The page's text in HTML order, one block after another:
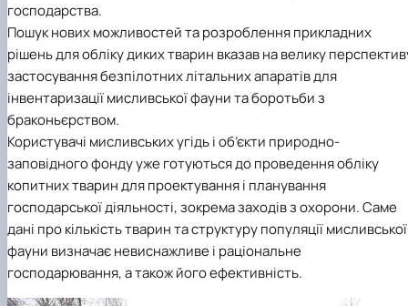
17.09.2023 р.), випускник 2019 року, спі…
ЛЕВЧЕНКО Валентин Віталійович
19.07.2022 р.), студент 1-го курсу …
ЛІЧНИЙ Юрій Русланович (06.05.1996 -
15.12.2024 р.), випускник 2019 року.
-12.07.2023 р.), випускник 2013 року.
МИРОНЕНКО Михайло Вікторович
- 24.05.2024 р.), випускник 1999 року.
МУЗИЧЕНКО Костянтин Вікторович
(18.02.1993 – 13.02.2023 р.), випускник 2021
рок…
ОБЛОМЕЙ Семен Олександрович
- 21.06.2022 р.), студент 3-го курсу 20…
ПАЛІЄНКО Максим Володимирович
господарства.
Пошук нових можливостей та розроблення прикладних
рішень для обліку диких тварин вказав на велику
застосування безпілотних літальних апаратів для
інвентаризації мисливської фауни та боротьби з
браконьєрством.
Користувачі мисливських угідь і об’єкти природно-
заповідного фонду уже готуються до проведення обліку
копитних тварин для проектування і планування
господарської діяльності, зокрема заходів з охорони. Саме
дані про кількість тварин та структуру популяції мисливської
фауни визначає невиснажливе і раціональне
господарювання, а також його ефективність.